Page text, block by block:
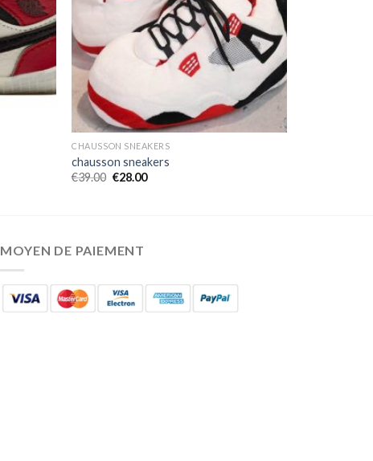
CHAUSSON SNEAKERS
chausson sneakers
€39.00 €28.00
MOYEN DE PAIEMENT